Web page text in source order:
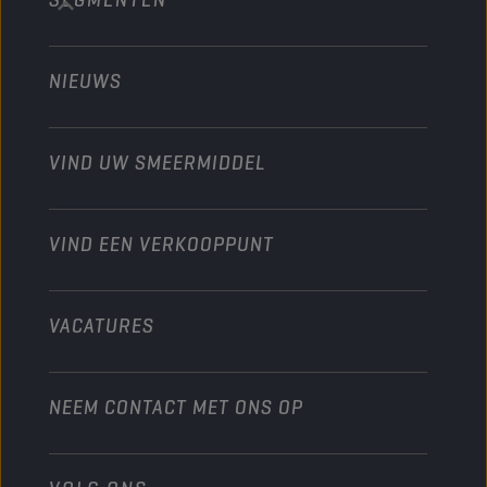
Bouw en mijnbouw
Moto’s & ATV
Industrie
Scheepvaart
Technology
Ontdek onze motorsportpartners
Personenwagens
Motorfiets
Heavy-Duty
NIEUWS
VIND UW SMEERMIDDEL
VIND EEN VERKOOPPUNT
VACATURES
NEEM CONTACT MET ONS OP